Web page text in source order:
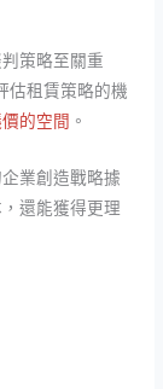
策略至關重
估租賃策略的機
的空間 。
業創造戰略據
還能獲得更理